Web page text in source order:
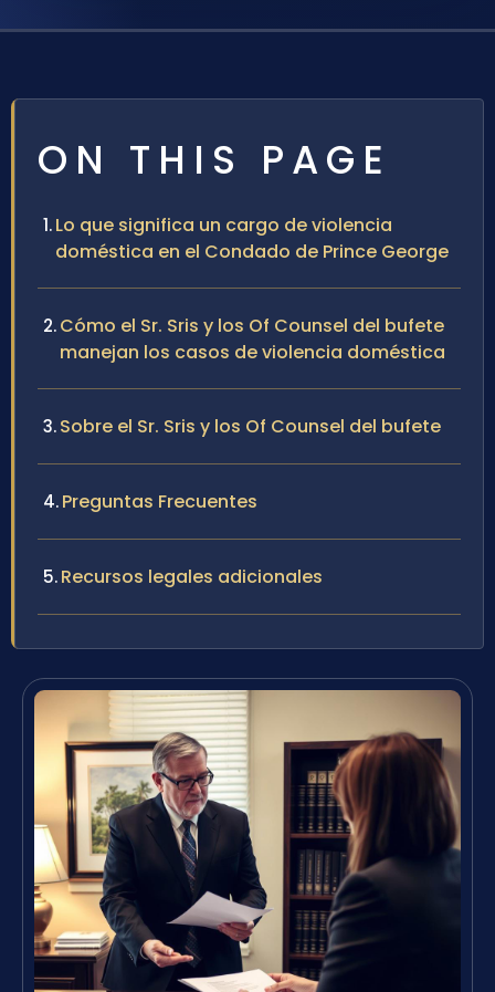
ON THIS PAGE
Lo que significa un cargo de violencia
doméstica en el Condado de Prince George
Cómo el Sr. Sris y los Of Counsel del bufete
manejan los casos de violencia doméstica
Sobre el Sr. Sris y los Of Counsel del bufete
Preguntas Frecuentes
Recursos legales adicionales